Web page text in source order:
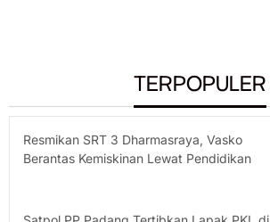
TERPOPULER
Resmikan SRT 3 Dharmasraya, Vasko
Berantas Kemiskinan Lewat Pendidikan